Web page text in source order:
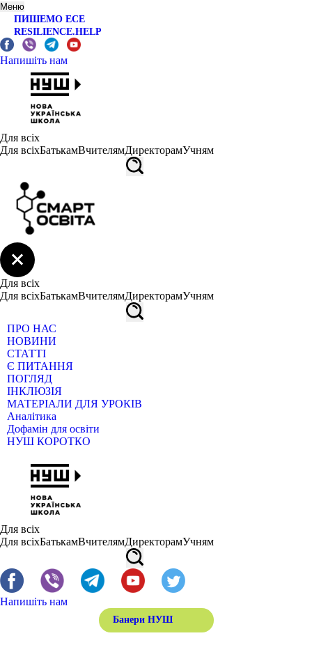
Меню
ПИШЕМО ЕСЕ
RESILIENCE.HELP
Напишіть нам
Для всіх
Для всіхБатькамВчителямДиректорамУчням
Для всіх
Для всіхБатькамВчителямДиректорамУчням
ПРО НАС
НОВИНИ
СТАТТІ
Є ПИТАННЯ
ПОГЛЯД
ІНКЛЮЗІЯ
МАТЕРІАЛИ ДЛЯ УРОКІВ
Аналітика
Дофамін для освіти
НУШ КОРОТКО
Для всіх
Для всіхБатькамВчителямДиректорамУчням
Напишіть нам
Банери НУШ